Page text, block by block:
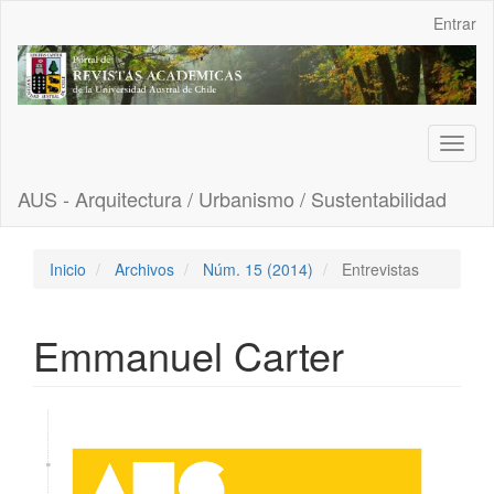
Contenido
principal
Barra
Entrar
AUS - Arquitectura / Urbanismo / Sustentabilidad
Inicio Archivos Núm. 15 (2014) Entrevistas
Emmanuel Carter
Barra
lateral